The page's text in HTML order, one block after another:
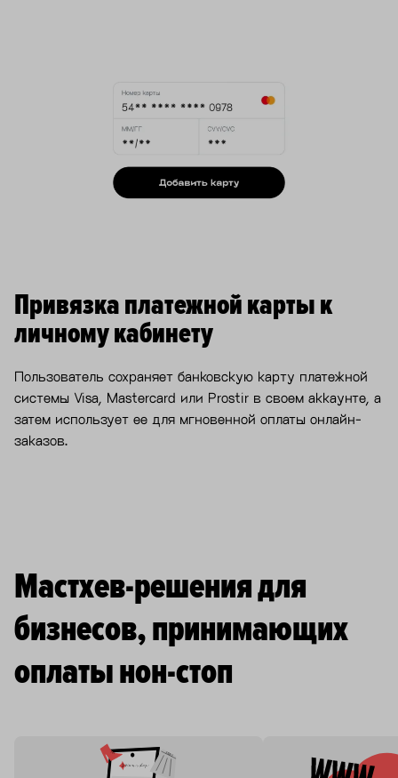
Привязка платежной карты к
личному кабинету
Пользователь сохраняет банковскую карту платежной
системы Visa, Mastercard или Prostir в своем аккаунте, а
затем использует ее для мгновенной оплаты онлайн-
заказов.
Мастхев-решения для
бизнесов, принимающих
оплаты нон-стоп